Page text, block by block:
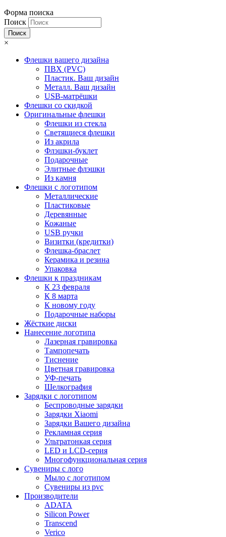
Форма поиска
Поиск
×
Флешки вашего дизайна
ПВХ (PVC)
Пластик. Ваш дизайн
Металл. Ваш дизайн
USB-матрёшки
Флешки со скидкой
Оригинальные флешки
Флешки из стекла
Светящиеся флешки
Из акрила
Флэшки-буклет
Подарочные
Элитные флэшки
Из камня
Флешки с логотипом
Металлические
Пластиковые
Деревянные
Кожаные
USB ручки
Визитки (кредитки)
Флешка-браслет
Керамика и резина
Упаковка
Флешки к праздникам
К 23 февраля
К 8 марта
К новому году
Подарочные наборы
Жёсткие диски
Нанесение логотипа
Лазерная гравировка
Тампопечать
Тиснение
Цветная гравировка
УФ-печать
Шелкография
Зарядки с логотипом
Беспроводные зарядки
Зарядки Xiaomi
Зарядки Вашего дизайна
Рекламная серия
Ультратонкая серия
LED и LCD-серия
Многофункциональная серия
Сувениры с лого
Мыло с логотипом
Сувениры из pvc
Производители
ADATA
Silicon Power
Transcend
Verico